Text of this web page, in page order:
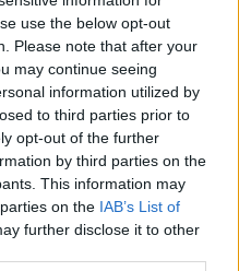
use the below opt-out
Please note that after your
may continue seeing
information utilized by
to third parties prior to
opt-out of the further
by third parties on the
This information may
on the IAB’s List of
further disclose it to other
simplă și ușor de făcut
- cea mai simplă
sos de piper verde